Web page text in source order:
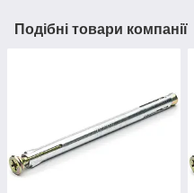
Подібні товари компанії